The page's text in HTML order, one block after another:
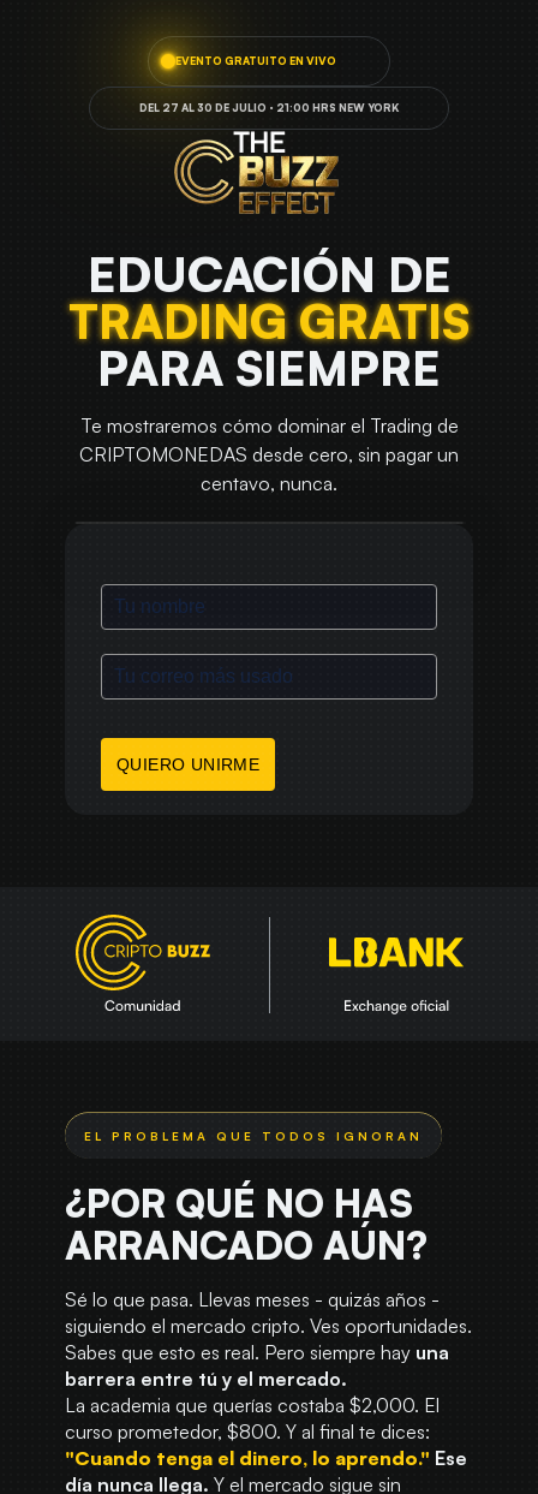
EVENTO GRATUITO EN VIVO
DEL 27 AL 30 DE JULIO · 21:00 HRS NEW YORK
EDUCACIÓN DE
TRADING GRATIS
PARA SIEMPRE
Te mostraremos cómo dominar el Trading de
CRIPTOMONEDAS desde cero, sin pagar un
centavo, nunca.
QUIERO UNIRME
¿POR QUÉ NO HAS
ARRANCADO AÚN?
Sé lo que pasa. Llevas meses - quizás años -
siguiendo el mercado cripto. Ves oportunidades.
Sabes que esto es real. Pero siempre hay una
barrera entre tú y el mercado.
La academia que querías costaba $2,000. El
curso prometedor, $800. Y al final te dices:
"Cuando tenga el dinero, lo aprendo." Ese
día nunca llega. Y el mercado sigue sin